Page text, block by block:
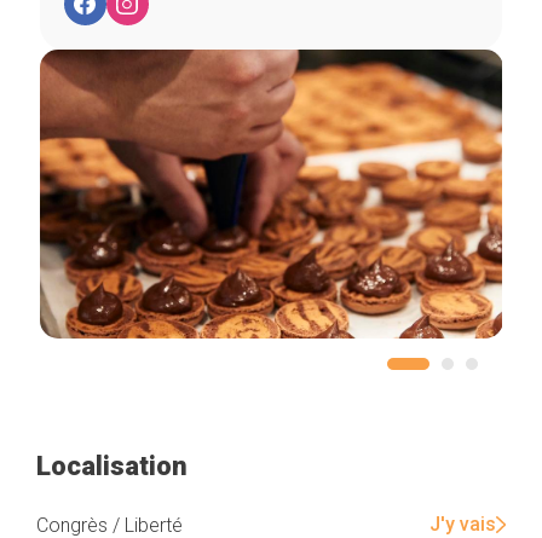
Localisation
Congrès / Liberté J'y vais